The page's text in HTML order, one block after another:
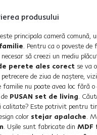
produsului
principala cameră comună,
. Pentru ca o poveste de
necesar să creezi un mediu
perete ales corect se va
de ziua de naştere,
familie nu poate avea loc fără
PUSAN set de living.
calitate? Este potrivit pentru
color stejar apalache.
. Uşile sunt fabricate din MDF